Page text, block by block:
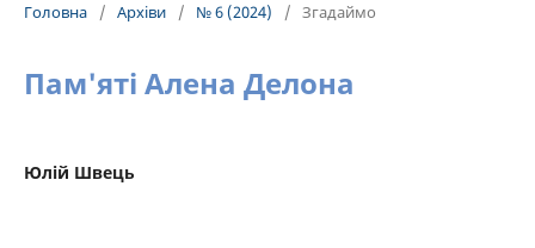
Головна / Архіви / № 6 (2024) / Згадаймо
Пам'яті Алена Делона
Юлій Швець